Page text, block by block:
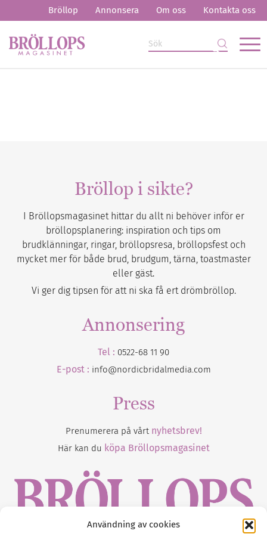
Användning av cookies
Bröllop Annonsera Om oss Kontakta oss
Bröllop i sikte?
I Bröllopsmagasinet hittar du allt ni behöver inför er
bröllopsplanering: inspiration och tips om
brudklänningar, ringar, bröllopsresa, bröllopsfest och
mycket mer för både brud, brudgum, tärna, toastmaster
eller gäst.
Vi ger dig tipsen för att ni ska få ert drömbröllop.
Annonsering
Tel : 0522-68 11 90
E-post : info@nordicbridalmedia.com
Press
Prenumerera på vårt nyhetsbrev!
Här kan du köpa Bröllopsmagasinet